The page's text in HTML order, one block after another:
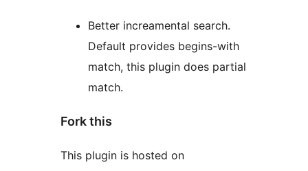
Better increamental search.
Default provides begins-with
match, this plugin does partial
match.
Fork this
This plugin is hosted on